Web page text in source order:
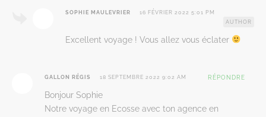
SOPHIE MAULEVRIER
16 FÉVRIER 2022 5:01 PM
AUTHOR
Excellent voyage ! Vous allez vous éclater
GALLON RÉGIS 18 SEPTEMBRE 2022 9:02 AM RÉPONDRE
Bonjour Sophie
Notre voyage en Ecosse avec ton agence en